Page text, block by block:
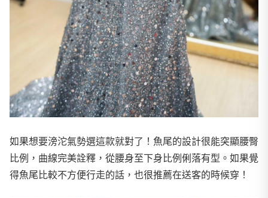
如果想要滂沱氣勢選這款就對了！魚尾的設計很能突顯腰臀
比例，曲線完美詮釋，從腰身至下身比例俐落有型。如果覺
得魚尾比較不方便行走的話，也很推薦在送客的時候穿！